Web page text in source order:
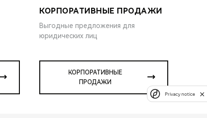
КОРПОРАТИВНЫЕ ПРОДАЖИ
Выгодные предложения для
юридических лиц
КОРПОРАТИВНЫЕ
ПРОДАЖИ
Privacy notice